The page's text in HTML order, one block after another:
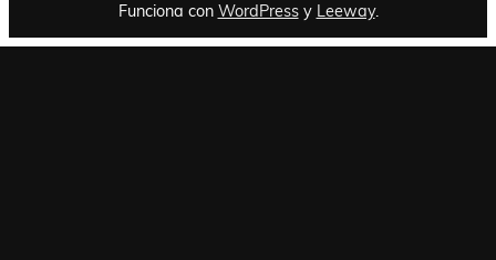
Funciona con WordPressy Leeway.